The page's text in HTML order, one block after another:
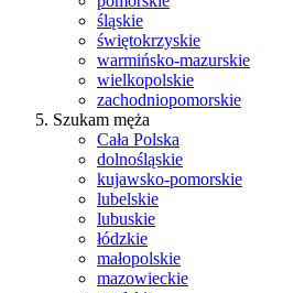
śląskie
świętokrzyskie
warmińsko-mazurskie
wielkopolskie
zachodniopomorskie
Szukam męża
Cała Polska
dolnośląskie
kujawsko-pomorskie
lubelskie
lubuskie
łódzkie
małopolskie
mazowieckie